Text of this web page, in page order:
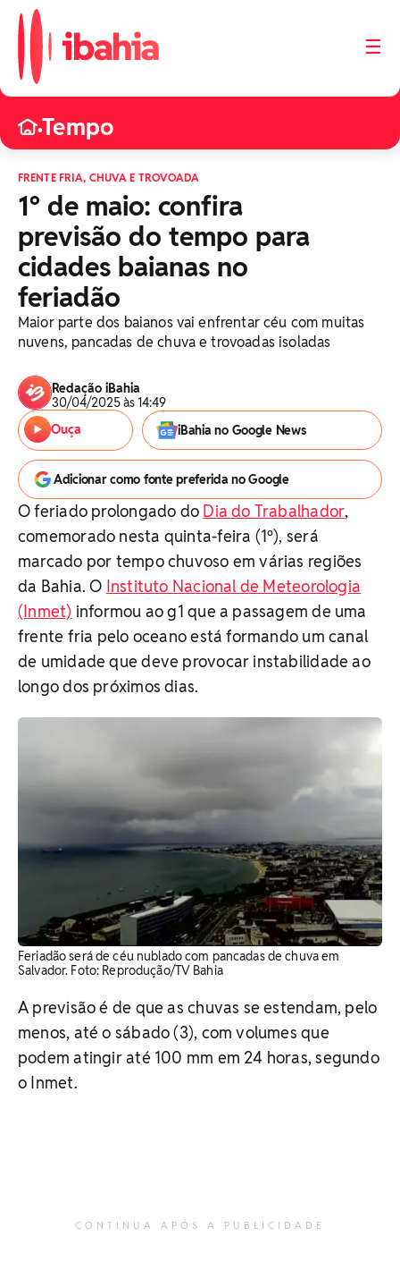
☰
•Tempo
FRENTE FRIA, CHUVA E TROVOADA
1º de maio: confira
previsão do tempo para
cidades baianas no
feriadão
Maior parte dos baianos vai enfrentar céu com muitas
nuvens, pancadas de chuva e trovoadas isoladas
Redação iBahia
30/04/2025 às 14:49
Ouça
iBahia no Google News
Adicionar como fonte preferida no Google
O feriado prolongado do Dia do Trabalhador,
comemorado nesta quinta-feira (1º), será
marcado por tempo chuvoso em várias regiões
da Bahia. O Instituto Nacional de Meteorologia
(Inmet) informou ao g1 que a passagem de uma
frente fria pelo oceano está formando um canal
de umidade que deve provocar instabilidade ao
longo dos próximos dias.
Feriadão será de céu nublado com pancadas de chuva em
Salvador. Foto: Reprodução/TV Bahia
A previsão é de que as chuvas se estendam, pelo
menos, até o sábado (3), com volumes que
podem atingir até 100 mm em 24 horas, segundo
o Inmet.
CONTINUA APÓS A PUBLICIDADE